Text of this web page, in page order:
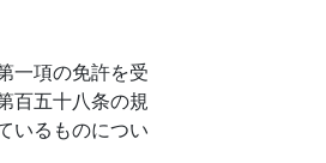
一項の免許を受
百五十八条の規
いるものについ